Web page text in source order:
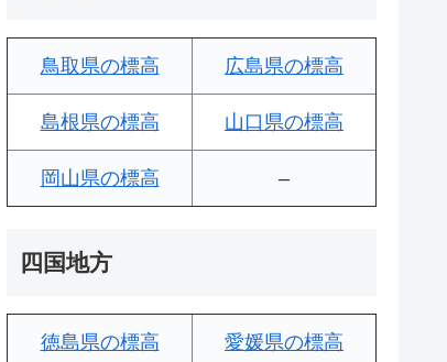
鳥取県の標高 広島県の標高
島根県の標高 山口県の標高
岡山県の標高 –
四国地方
徳島県の標高 愛媛県の標高